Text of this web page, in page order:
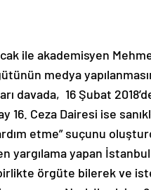
ile akademisyen
medya
davada, 16 Şubat
16. Ceza Dairesi ise
etme” suçunu
yapan İstanbul
örgüte bilerek ve